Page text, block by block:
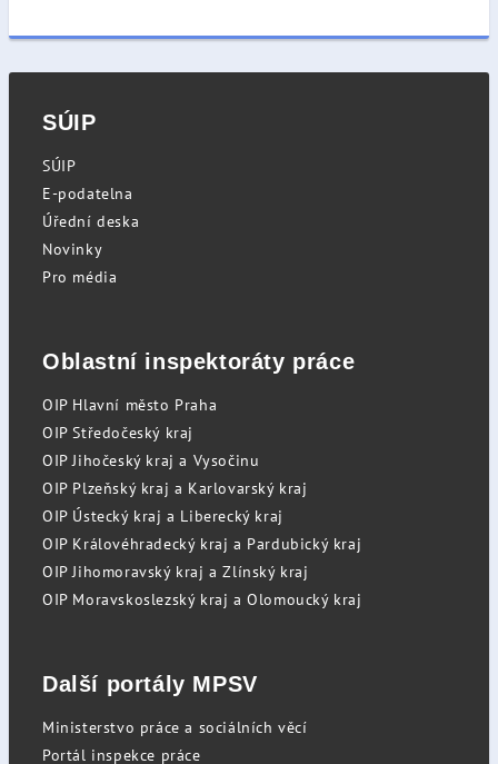
SÚIP
SÚIP
E-podatelna
Úřední deska
Novinky
Pro média
Oblastní inspektoráty práce
OIP Hlavní město Praha
OIP Středočeský kraj
OIP Jihočeský kraj a Vysočinu
OIP Plzeňský kraj a Karlovarský kraj
OIP Ústecký kraj a Liberecký kraj
OIP Královéhradecký kraj a Pardubický kraj
OIP Jihomoravský kraj a Zlínský kraj
OIP Moravskoslezský kraj a Olomoucký kraj
Další portály MPSV
Ministerstvo práce a sociálních věcí
Portál inspekce práce